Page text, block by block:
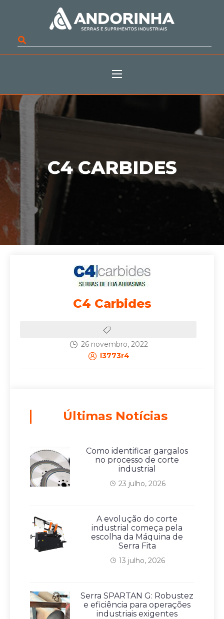
C4 CARBIDES
C4 Carbides
26 novembro, 2022
l3773r4
Últimas Notícias
Como identificar gargalos
no processo de corte
industrial
23 julho, 2026
A evolução do corte
industrial começa pela
escolha da Máquina de
Serra Fita
13 julho, 2026
Serra SPARTAN G: Robustez
e eficiência para operações
industriais exigentes